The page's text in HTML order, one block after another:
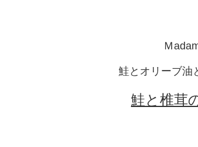
Ｍ
鮭とオリーブ油
鮭と椎茸